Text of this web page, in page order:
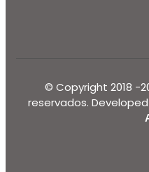
© Copyright 2018 -
reservados.